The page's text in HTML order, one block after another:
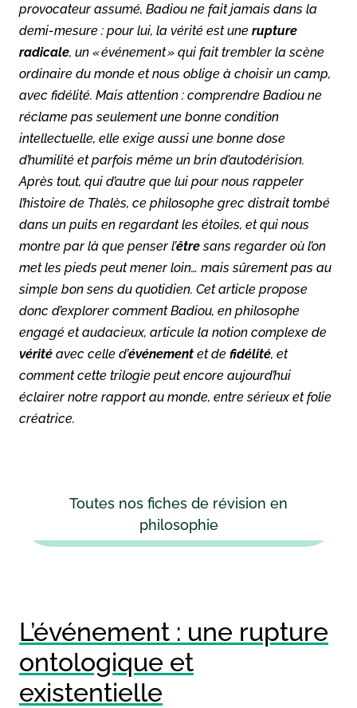
provocateur assumé, Badiou ne fait jamais dans la
demi-mesure : pour lui, la vérité est une rupture
radicale, un « événement » qui fait trembler la scène
ordinaire du monde et nous oblige à choisir un camp,
avec fidélité. Mais attention : comprendre Badiou ne
réclame pas seulement une bonne condition
intellectuelle, elle exige aussi une bonne dose
d’humilité et parfois même un brin d’autodérision.
Après tout, qui d’autre que lui pour nous rappeler
l’histoire de Thalès, ce philosophe grec distrait tombé
dans un puits en regardant les étoiles, et qui nous
montre par là que penser l’êtresans regarder où l’on
met les pieds peut mener loin… mais sûrement pas au
simple bon sens du quotidien. Cet article propose
donc d’explorer comment Badiou, en philosophe
engagé et audacieux, articule la notion complexe de
vérité avec celle d’événement et de fidélité, et
comment cette trilogie peut encore aujourd’hui
éclairer notre rapport au monde, entre sérieux et folie
créatrice.
Toutes nos fiches de révision en
philosophie
L’événement : une rupture
ontologique et
existentielle